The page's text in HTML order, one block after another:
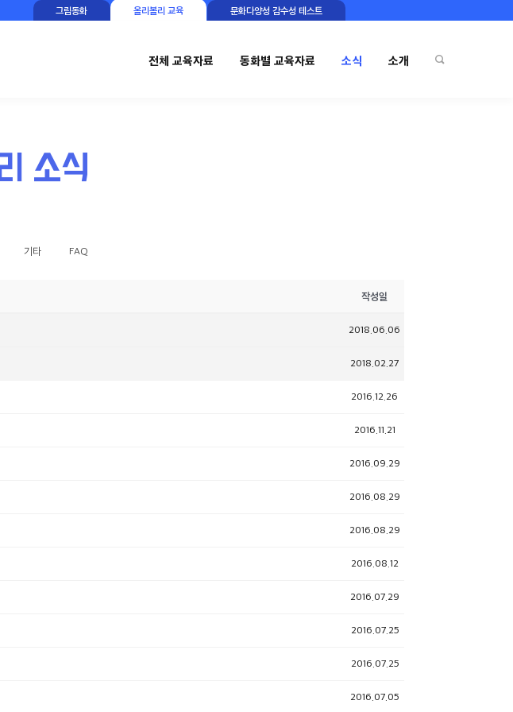
그림동화 올리볼리 교육 문화다양성 감수성 테스트
전체 교육자료 동화별 교육자료 소식 소개
기타 FAQ
작성일
2018.06.06
2018.02.27
2016.12.26
2016.11.21
2016.09.29
2016.08.29
2016.08.29
2016.08.12
2016.07.29
2016.07.25
2016.07.25
2016.07.05